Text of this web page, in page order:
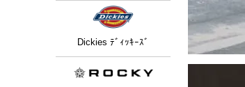
Dickies ﾃﾞｨｯｷｰｽﾞ